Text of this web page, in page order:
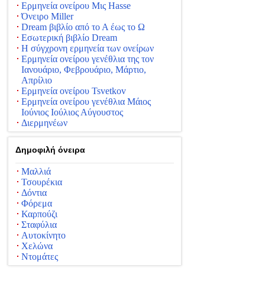
Ερμηνεία ονείρου Μις Hasse
Όνειρο Miller
Dream βιβλίο από το Α έως το Ω
Εσωτερική βιβλίο Dream
Η σύγχρονη ερμηνεία των ονείρων
Ερμηνεία ονείρου γενέθλια της τον
Ιανουάριο, Φεβρουάριο, Μάρτιο,
Απρίλιο
Ερμηνεία ονείρου Tsvetkov
Ερμηνεία ονείρου γενέθλια Μάιος
Ιούνιος Ιούλιος Αύγουστος
Διερμηνέων
Δημοφιλή όνειρα
Μαλλιά
Τσουρέκια
Δόντια
Φόρεμα
Καρπούζι
Σταφύλια
Αυτοκίνητο
Χελώνα
Ντομάτες